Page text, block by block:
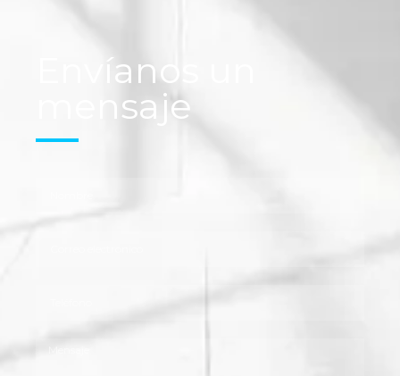
Envíanos un
mensaje